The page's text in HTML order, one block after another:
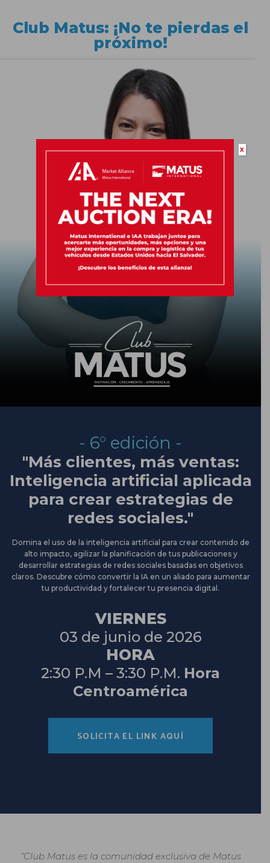
Club Matus: ¡No te pierdas el
próximo!
- 6° edición -
"Más clientes, más ventas:
Inteligencia artificial aplicada
para crear estrategias de
redes sociales."
Domina el uso de la inteligencia artificial para crear contenido de
alto impacto, agilizar la planificación de tus publicaciones y
desarrollar estrategias de redes sociales basadas en objetivos
claros. Descubre cómo convertir la IA en un aliado para aumentar
tu productividad y fortalecer tu presencia digital.
VIERNES
03 de junio de 2026
HORA
2:30 P.M – 3:30 P.M. Hora
Centroamérica
SOLICITA EL LINK AQUÍ
“Club Matus es la comunidad exclusiva de Matus
x